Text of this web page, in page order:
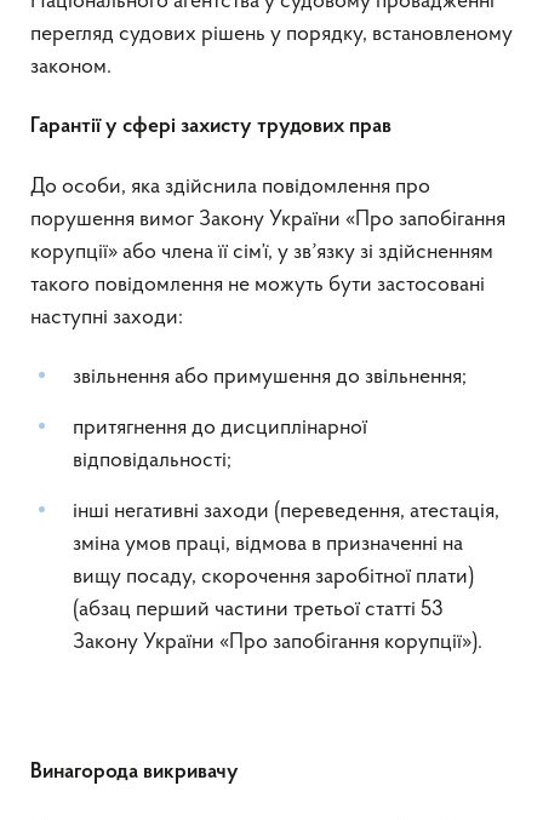
перегляд судових рішень у порядку, встановленому
законом.
Гарантії у сфері захисту трудових прав
До особи, яка здійснила повідомлення про
порушення вимог Закону України «Про запобігання
корупції» або члена її сім’ї, у звʼязку зі здійсненням
такого повідомлення не можуть бути застосовані
наступні заходи:
звільнення або примушення до звільнення;
притягнення до дисциплінарної
відповідальності;
інші негативні заходи (переведення, атестація,
зміна умов праці, відмова в призначенні на
вищу посаду, скорочення заробітної плати)
(абзац перший частини третьої статті 53
Закону України «Про запобігання корупції»).
Винагорода викривачу